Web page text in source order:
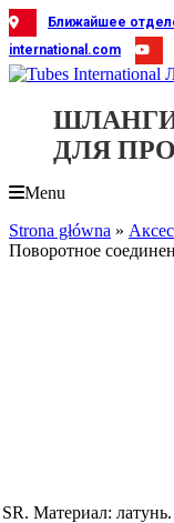
Skip
to
content
Ближайшее
international.com
ДЛЯ
Menu
Strona główna »
Поворотное
Материал: латунь.